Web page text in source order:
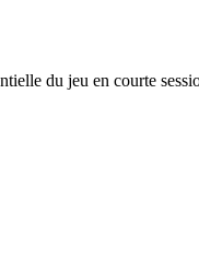
du jeu en courte